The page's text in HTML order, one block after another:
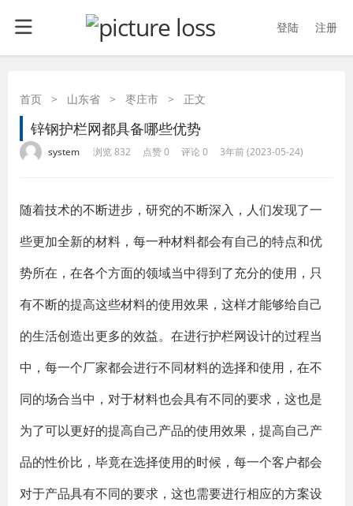
登陆 注册
首页 > 山东省 > 枣庄市 > 正文
锌钢护栏网都具备哪些优势
system 浏览 832 点赞 0 评论 0 3年前 (2023-05-24)
随着技术的不断进步，研究的不断深入，人们发现了一
些更加全新的材料，每一种材料都会有自己的特点和优
势所在，在各个方面的领域当中得到了充分的使用，只
有不断的提高这些材料的使用效果，这样才能够给自己
的生活创造出更多的效益。在进行护栏网设计的过程当
中，每一个厂家都会进行不同材料的选择和使用，在不
同的场合当中，对于材料也会具有不同的要求，这也是
为了可以更好的提高自己产品的使用效果，提高自己产
品的性价比，毕竟在选择使用的时候，每一个客户都会
对于产品具有不同的要求，这也需要进行相应的方案设